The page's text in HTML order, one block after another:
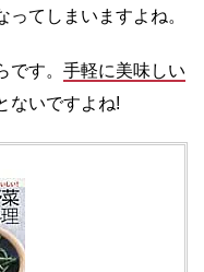
ってしまいますよね。
す。 手軽に美味しい
ないですよね!